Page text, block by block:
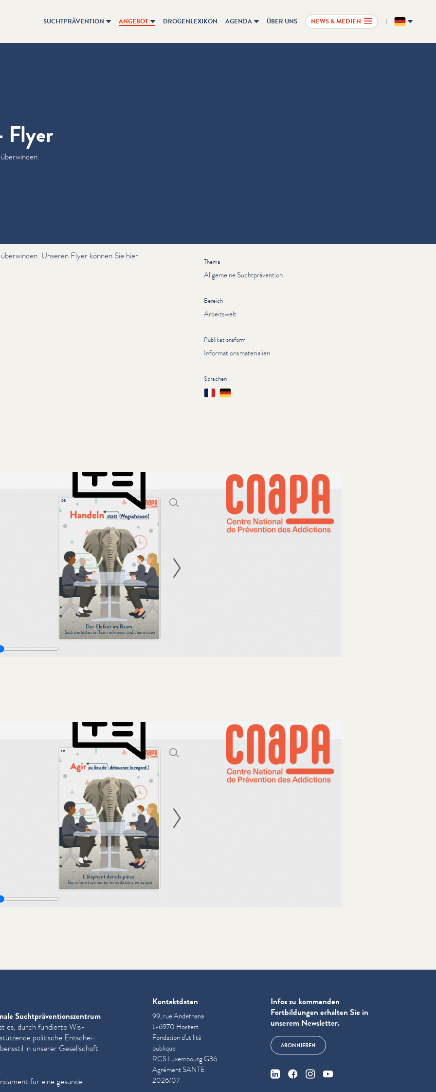
SUCHTPRÄVENTION ANGEBOT DROGENLEXIKON AGENDA ÜBER UNS NEWS & MEDIEN DE
Flyer
Thema
Allgemeine Suchtprävention
Bereich
Arbeitswelt
Publikationsform
Informationsmaterialien
Sprachen
FrançaisDeutsch
Unseren Flyer können Sie hier
Sucht­präven­tion­szen­trum
es, durch fundierte Wis­
politische Entschei­
in unserer Gesellschaft
für eine gesunde
Kontaktdaten
99, rue Andethana
L-6970 Hostert
Fondation d'utilité
publique
RCS Luxembourg G36
Agrément SANTE
2026/07
Infos zu kommenden
Fortbildungen erhalten Sie in
unserem Newsletter.
ABONNIEREN